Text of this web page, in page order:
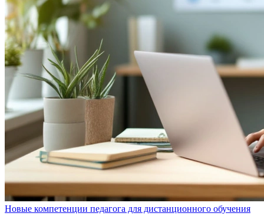
Новые компетенции педагога для дистанционного обучения